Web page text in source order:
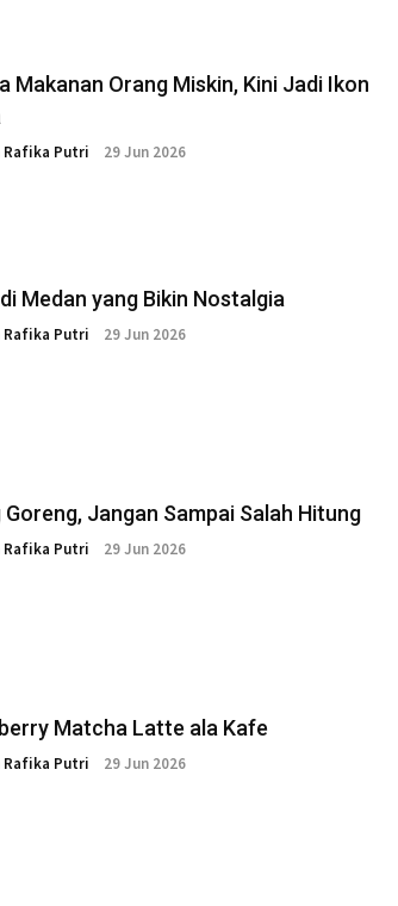
Makanan Orang Miskin, Kini Jadi Ikon
Rafika Putri 29 Jun 2026
Medan yang Bikin Nostalgia
Rafika Putri 29 Jun 2026
Jangan Sampai Salah Hitung
Rafika Putri 29 Jun 2026
Matcha Latte ala Kafe
Rafika Putri 29 Jun 2026